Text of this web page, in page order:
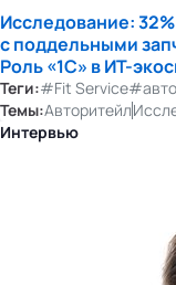
Исследование:
с поддельными
Роль «1С» вИТ-
Теги:#Fit Service
Темы:Авторитейл
Интервью